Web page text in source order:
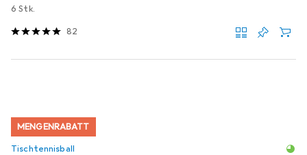
6 Stk.
82
MENGENRABATT
Tischtennisball